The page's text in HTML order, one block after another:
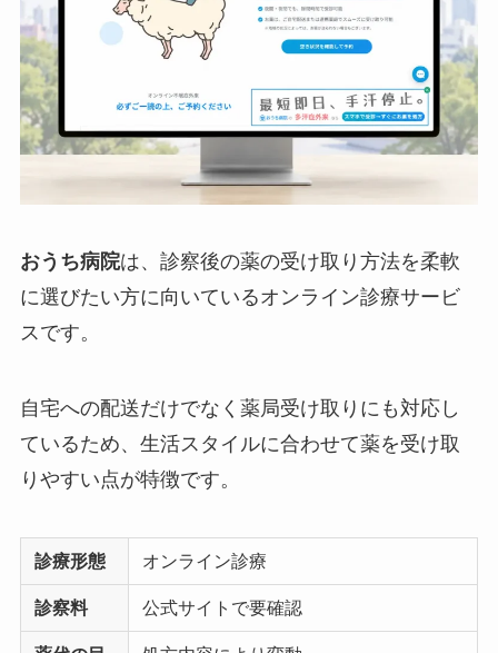
おうち病院は、診察後の薬の受け取り方法を柔軟
に選びたい方に向いているオンライン診療サービ
スです。
自宅への配送だけでなく薬局受け取りにも対応し
ているため、生活スタイルに合わせて薬を受け取
りやすい点が特徴です。
診療形態 オンライン診療
診察料 公式サイトで要確認